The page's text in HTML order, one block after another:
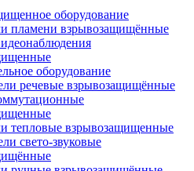
оборудование
пламени взрывозащищённые
оборудование
речевые взрывозащищённые
тепловые взрывозащищенные
свето-звуковые